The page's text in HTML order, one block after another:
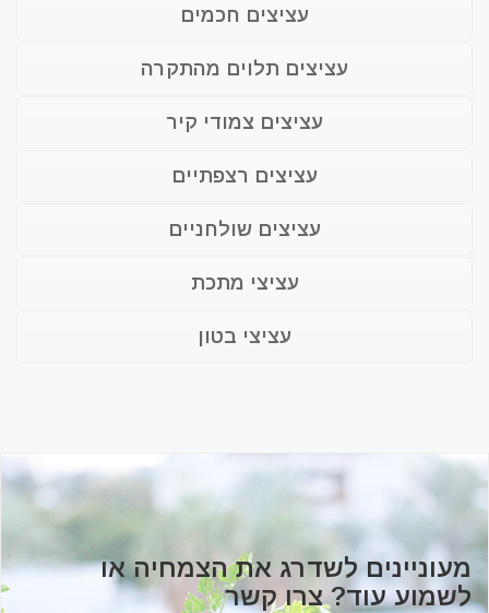
עציצים חכמים
עציצים תלוים מהתקרה
עציצים צמודי קיר
עציצים רצפתיים
עציצים שולחניים
עציצי מתכת
עציצי בטון
מעוניינים לשדרג את הצמחיה או
לשמוע עוד? צרו קשר